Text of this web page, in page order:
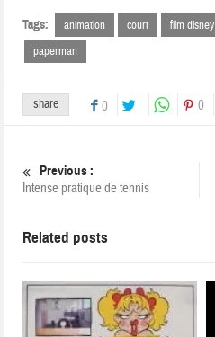
Tags: animation court film disney
paperman
share 0 0
Previous :
Intense pratique de tennis
Related posts